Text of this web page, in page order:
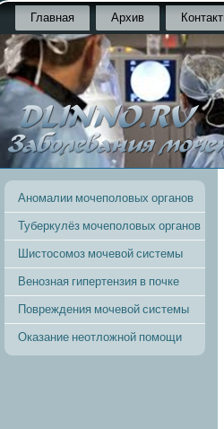
Главная Архив
Аномалии мочеполовых органов
Туберкулёз мочеполовых органов
Шистосомоз мочевой системы
Венозная гипертензия в почке
Повреждения мочевой системы
Оказание неотложной помощи